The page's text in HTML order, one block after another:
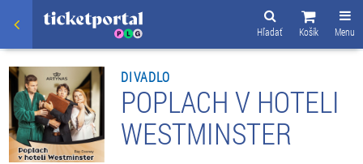
Menu
Košík
Hľadať
DIVADLO
POPLACH V HOTELI
WESTMINSTER